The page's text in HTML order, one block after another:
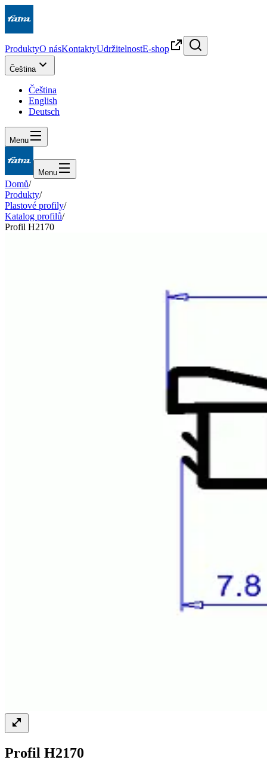
ProduktyO násKontaktyUdržitelnostE-shop
Čeština
Čeština
English
Deutsch
Menu
Menu
Domů/
Produkty/
Plastové profily/
Katalog profilů/
Profil H2170
Profil H2170